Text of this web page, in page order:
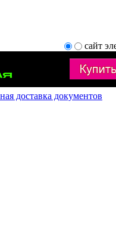
сайт
доставка документов